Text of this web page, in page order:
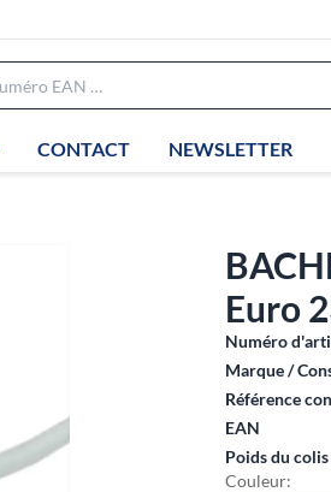
CONTACT NEWSLETTER
Euro
Numéro
Marque /
Référence
EAN
Poids du colis
Couleur: